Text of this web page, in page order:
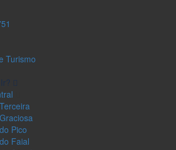
Pico
Faial